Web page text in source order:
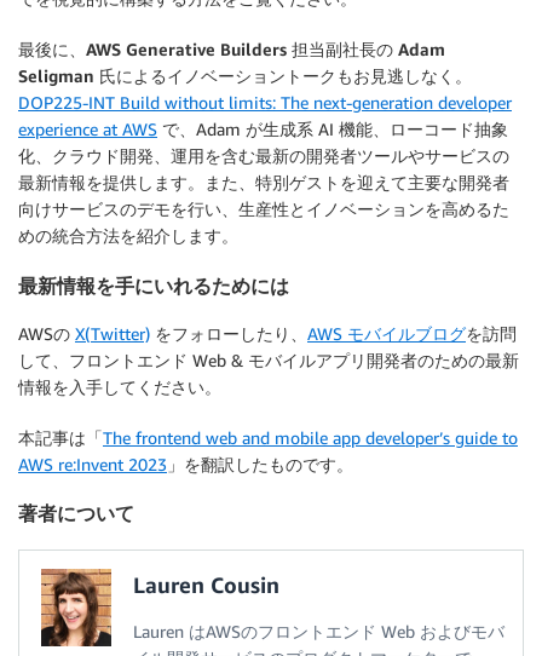
最後に、AWS Generative Builders 担当副社長の Adam
Seligman 氏によるイノベーショントークもお見逃しなく。
DOP225-INT Build without limits: The next-generation developer
experience at AWS で、Adam が生成系 AI 機能、ローコード抽象
化、クラウド開発、運用を含む最新の開発者ツールやサービスの
最新情報を提供します。また、特別ゲストを迎えて主要な開発者
向けサービスのデモを行い、生産性とイノベーションを高めるた
めの統合方法を紹介します。
最新情報を手にいれるためには
AWSの X(Twitter) をフォローしたり、 AWS モバイルブログを訪問
して、フロントエンド Web & モバイルアプリ開発者のための最新
情報を入手してください。
本記事は「The frontend web and mobile app developer’s guide to
AWS re:Invent 2023 」を翻訳したものです。
著者について
Lauren Cousin
Lauren はAWSのフロントエンド Web およびモバ